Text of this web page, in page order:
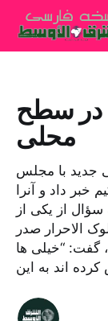
در سطح
محلی
جدید با مجلس
خبر داد و آنرا
سؤال از یکی از
الاحرار صدر
گفت: “خیلی ها